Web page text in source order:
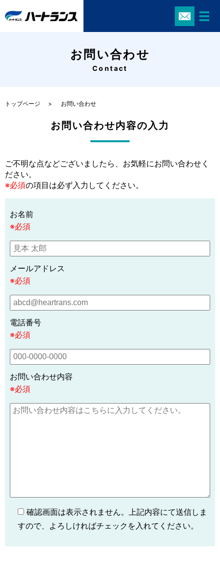
お問い合わせ
Contact
トップページ お問い合わせ
お問い合わせ内容の入力
ご不明な点などございましたら、お気軽にお問い合わせく
ださい。
※必須の項目は必ず入力してください。
お名前
※必須
メールアドレス
※必須
電話番号
※必須
お問い合わせ内容
※必須
確認画面は表示されません。上記内容にて送信しま
すので、よろしければチェックを入れてください。